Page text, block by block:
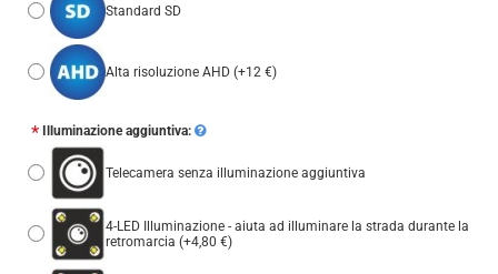
Standard SD
Alta risoluzione AHD (+12 €)
Illuminazione aggiuntiva:
Telecamera senza illuminazione aggiuntiva
4-LED Illuminazione - aiuta ad illuminare la strada durante la
retromarcia (+4,80 €)